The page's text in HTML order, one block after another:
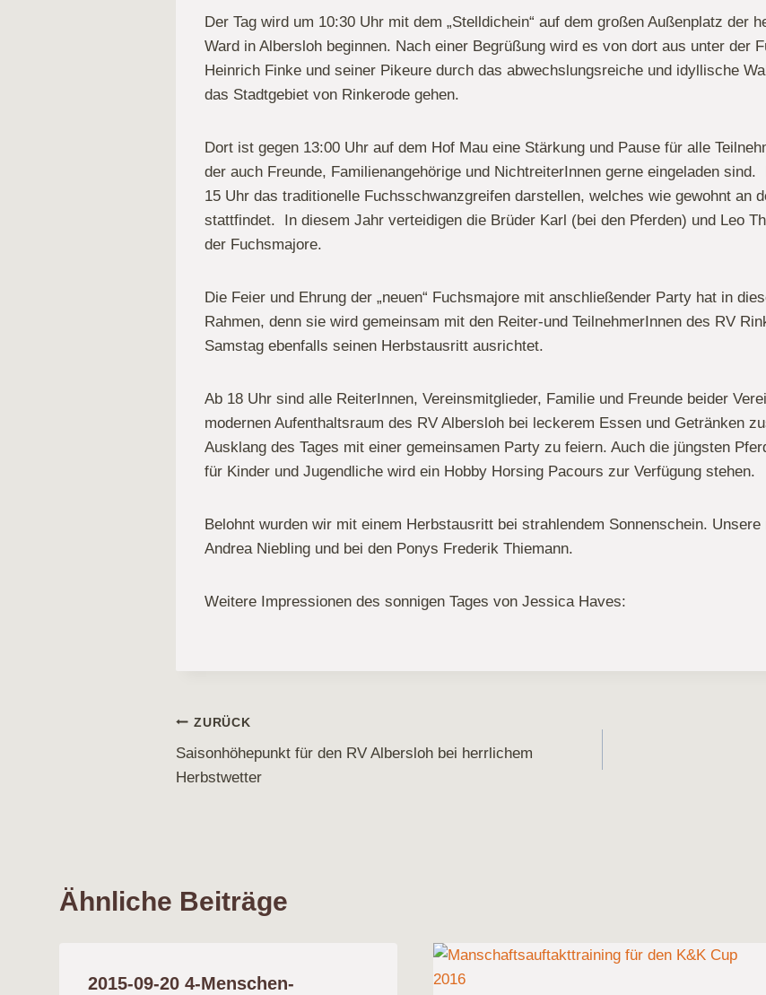
Der Tag wird um 10:30 Uhr mit dem „Stelldichein“ auf dem großen Außenplatz der
Ward in Albersloh beginnen. Nach einer Begrüßung wird es von dort aus unter der
Heinrich Finke und seiner Pikeure durch das abwechslungsreiche und idyllische
das Stadtgebiet von Rinkerode gehen.
Dort ist gegen 13:00 Uhr auf dem Hof Mau eine Stärkung und Pause für alle
der auch Freunde, Familienangehörige und NichtreiterInnen gerne eingeladen
15 Uhr das traditionelle Fuchsschwanzgreifen darstellen, welches wie gewohnt an
stattfindet. In diesem Jahr verteidigen die Brüder Karl (bei den Pferden) und Leo
der Fuchsmajore.
Die Feier und Ehrung der „neuen“ Fuchsmajore mit anschließender Party hat in
Rahmen, denn sie wird gemeinsam mit den Reiter-und TeilnehmerInnen des RV
Samstag ebenfalls seinen Herbstausritt ausrichtet.
Ab 18 Uhr sind alle ReiterInnen, Vereinsmitglieder, Familie und Freunde beider
modernen Aufenthaltsraum des RV Albersloh bei leckerem Essen und Getränken
Ausklang des Tages mit einer gemeinsamen Party zu feiern. Auch die jüngsten
für Kinder und Jugendliche wird ein Hobby Horsing Pacours zur Verfügung stehen.
Belohnt wurden wir mit einem Herbstausritt bei strahlendem Sonnenschein.
Andrea Niebling und bei den Ponys Frederik Thiemann.
Weitere Impressionen des sonnigen Tages von Jessica Haves:
Beitragsnavigation
ZURÜCK
Saisonhöhepunkt für den RV Albersloh bei herrlichem
Herbstwetter
Ähnliche Beiträge
2015-09-20 4-Menschen-